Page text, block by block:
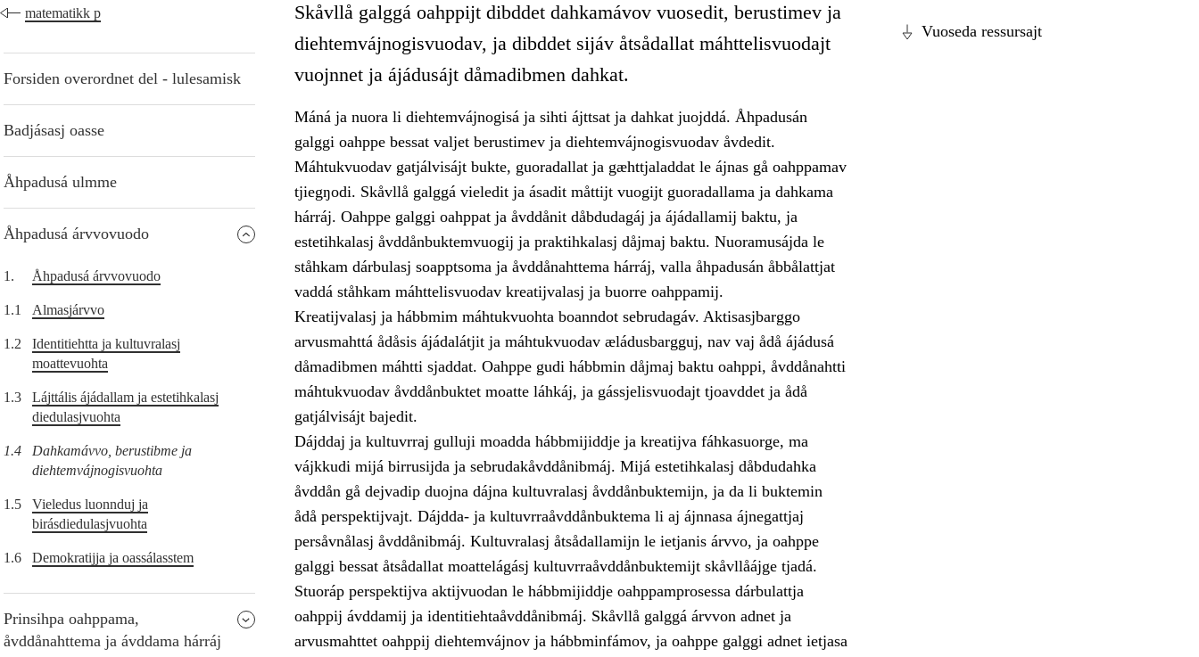
matematikk p
Forsiden overordnet del - lulesamisk
Badjásasj oasse
Åhpadusá ulmme
Åhpadusá árvvovuodo
1. Åhpadusá árvvovuodo
1.1 Almasjárvvo
1.2
Identitiehtta ja kultuvralasj
moattevuohta
1.3
Lájttális ájádallam ja estetihkalasj
diedulasjvuohta
1.4
Dahkamávvo, berustibme ja
diehtemvájnogisvuohta
1.5
Vieledus luonnduj ja
birásdiedulasjvuohta
1.6 Demokratijja ja oassálasstem
Prinsihpa oahppama,
åvddånahttema ja ávddama hárráj
Vuoseda ressursajt
Skåvllå galggá oahppijt dibddet dahkamávov vuosedit, berustimev ja
diehtemvájnogisvuodav, ja dibddet sijáv åtsådallat máhttelisvuodajt
vuojnnet ja ájádusájt dåmadibmen dahkat.
Máná ja nuora li diehtemvájnogisá ja sihti ájttsat ja dahkat juojddá. Åhpadusán
galggi oahppe bessat valjet berustimev ja diehtemvájnogisvuodav åvdedit.
Máhtukvuodav gatjálvisájt bukte, guoradallat ja gæhttjaladdat le ájnas gå oahppamav
tjiegŋodi. Skåvllå galggá vieledit ja ásadit måttijt vuogijt guoradallama ja dahkama
hárráj. Oahppe galggi oahppat ja åvddånit dåbdudagáj ja ájádallamij baktu, ja
estetihkalasj åvddånbuktemvuogij ja praktihkalasj dåjmaj baktu. Nuoramusájda le
ståhkam dárbulasj soapptsoma ja åvddånahttema hárráj, valla åhpadusán åbbålattjat
vaddá ståhkam máhttelisvuodav kreatijvalasj ja buorre oahppamij.
Kreatijvalasj ja hábbmim máhtukvuohta boanndot sebrudagáv. Aktisasjbarggo
arvusmahttá ådåsis ájádalátjit ja máhtukvuodav æládusbargguj, nav vaj ådå ájádusá
dåmadibmen máhtti sjaddat. Oahppe gudi hábbmin dåjmaj baktu oahppi, åvddånahtti
máhtukvuodav åvddånbuktet moatte láhkáj, ja gássjelisvuodajt tjoavddet ja ådå
gatjálvisájt bajedit.
Dájddaj ja kultuvrraj gulluji moadda hábbmijiddje ja kreatijva fáhkasuorge, ma
vájkkudi mijá birrusijda ja sebrudakåvddånibmáj. Mijá estetihkalasj dåbdudahka
åvddån gå dejvadip duojna dájna kultuvralasj åvddånbuktemijn, ja da li buktemin
ådå perspektijvajt. Dájdda- ja kultuvrraåvddånbuktema li aj ájnnasa ájnegattjaj
persåvnålasj åvddånibmáj. Kultuvralasj åtsådallamijn le ietjanis árvvo, ja oahppe
galggi bessat åtsådallat moattelágásj kultuvrraåvddånbuktemijt skåvllåájge tjadá.
Stuoráp perspektijva aktijvuodan le hábbmijiddje oahppamprosessa dárbulattja
oahppij ávddamij ja identitiehtaåvddånibmáj. Skåvllå galggá árvvon adnet ja
arvusmahttet oahppij diehtemvájnov ja hábbminfámov, ja oahppe galggi adnet ietjasa